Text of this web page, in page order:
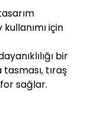
için
bir
tıraş
sağlar.